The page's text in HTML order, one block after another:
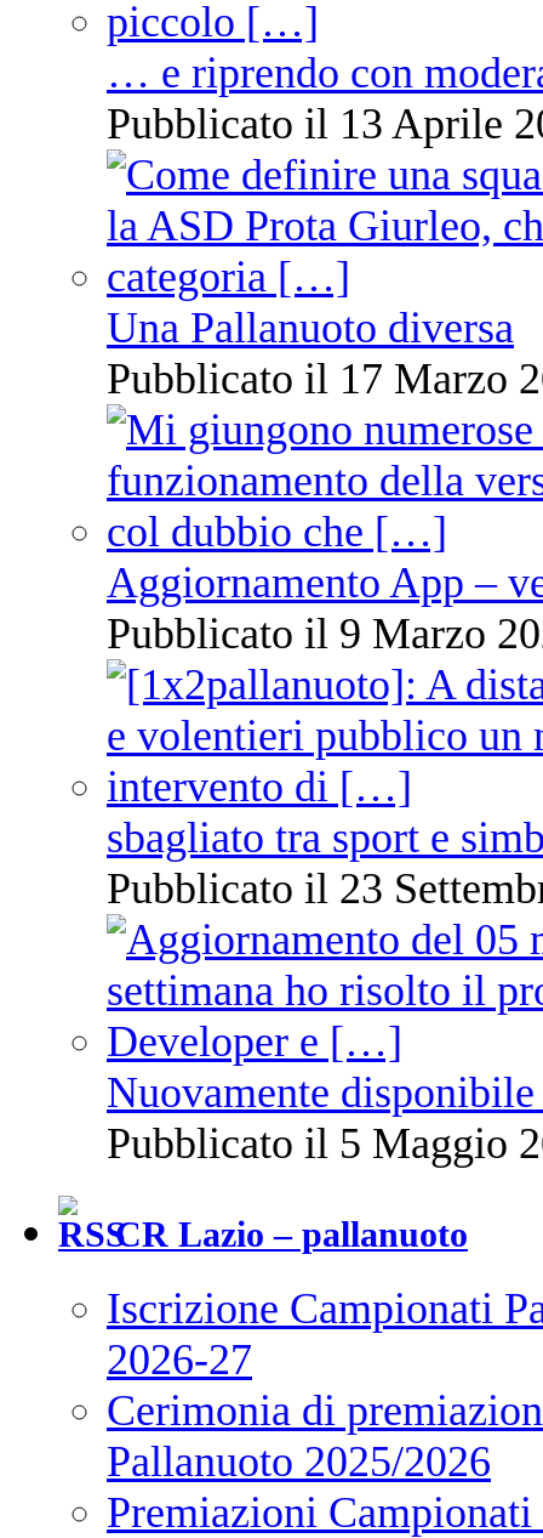
… e riprendo con
Pubblicato il 13 Aprile
Una Pallanuoto diversa
Pubblicato il 17 Marzo
Aggiornamento App –
Pubblicato il 9 Marzo
sbagliato tra sport e
Pubblicato il 23
Nuovamente
Pubblicato il 5 Maggio
CR Lazio – pallanuoto
Iscrizione Campionati
2026-27
Cerimonia di
Pallanuoto 2025/2026
Premiazioni